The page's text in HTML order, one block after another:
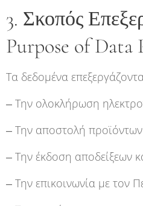
3. Σκοπός
Purpose of Data
Τα δεδομένα
– Την ολοκλήρωση
– Την αποστολή προϊόντων
– Την έκδοση αποδείξεων
– Την επικοινωνία με τον